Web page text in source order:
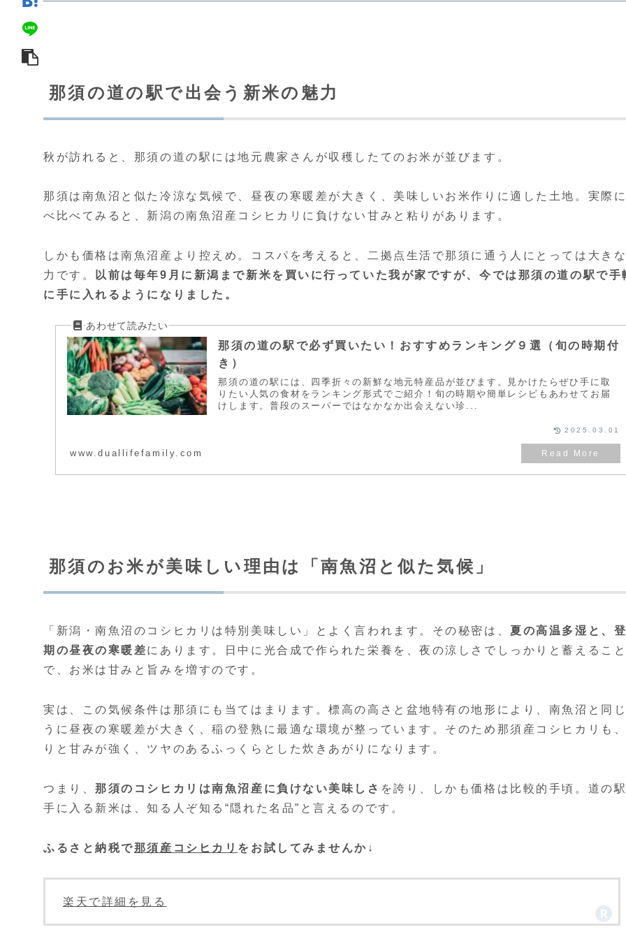
那須の道の駅で出会う新米の魅力
秋が訪れると、那須の道の駅には地元農家さんが収穫したてのお米が並びます。
那須は南魚沼と似た冷涼な気候で、昼夜の寒暖差が大きく、美味しいお米作りに適した土地。実際
べ比べてみると、新潟の南魚沼産コシヒカリに負けない甘みと粘りがあります。
しかも価格は南魚沼産より控えめ。コスパを考えると、二拠点生活で那須に通う人にとっては大き
力です。
以前は毎年9月に新潟まで新米を買いに行っていた我が家ですが、今では那須の道の駅で手
に手に入れるようになりました。
那須の道の駅で必ず買いたい！おすすめランキング９選（旬の時期付
き）
那須の道の駅には、四季折々の新鮮な地元特産品が並びます。見かけたらぜひ手に取
りたい人気の食材をランキング形式でご紹介！旬の時期や簡単レシピもあわせてお届
けします。普段のスーパーではなかなか出会えない珍...
www.duallifefamily.com
2025.03.01
那須のお米が美味しい理由は「南魚沼と似た気候」
「新潟・南魚沼のコシヒカリは特別美味しい」とよく言われます。その秘密は、夏の高温多湿と、
期の昼夜の寒暖差にあります。日中に光合成で作られた栄養を、夜の涼しさでしっかりと蓄えること
で、お米は甘みと旨みを増すのです。
実は、この気候条件は那須にも当てはまります。標高の高さと盆地特有の地形により、南魚沼と同じ
うに昼夜の寒暖差が大きく、稲の登熟に最適な環境が整っています。そのため那須産コシヒカリも
りと甘みが強く、ツヤのあるふっくらとした炊きあがりになります。
つまり、那須のコシヒカリは南魚沼産に負けない美味しさ を誇り、しかも価格は比較的手頃。道の
手に入る新米は、知る人ぞ知る“隠れた名品”と言えるのです。
ふるさと納税で那須産コシヒカリ をお試してみませんか↓
楽天で詳細を見る